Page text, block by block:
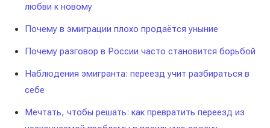
любви к новому
Почему в эмиграции плохо продаётся уныние
Почему разговор в России часто становится борьбой
Наблюдения эмигранта: переезд учит разбираться в
себе
Мечтать, чтобы решать: как превратить переезд из